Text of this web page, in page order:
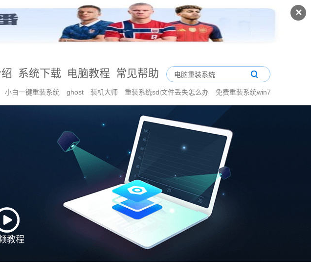
✕
系统下载 电脑教程 常见帮助
小白一键重装系统 ghost 装机大师 重装系统sdi文件丢失怎么办 免费重装系统win7